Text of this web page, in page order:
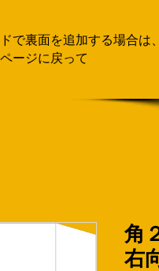
で​裏面を追加する場合は、
ージに戻って
角
右